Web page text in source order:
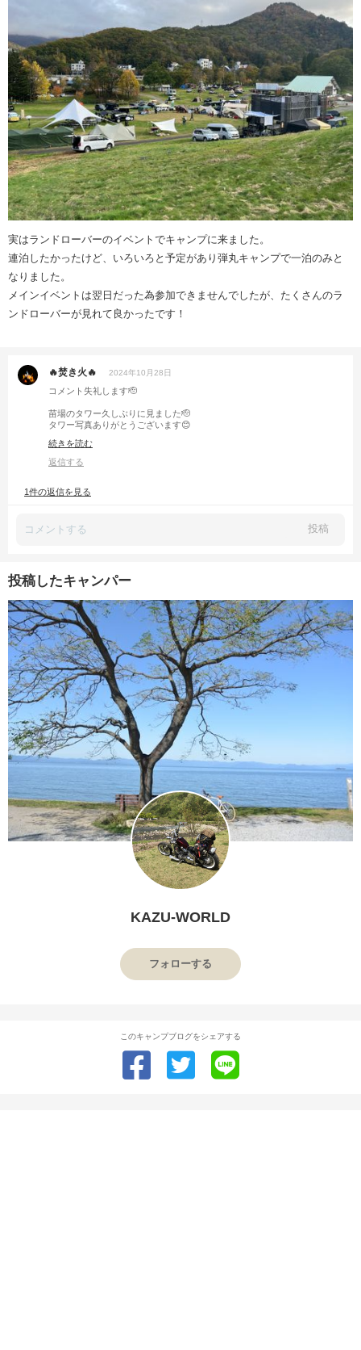
実はランドローバーのイベントでキャンプに来ました。
連泊したかったけど、いろいろと予定があり弾丸キャンプで一泊のみと
なりました。
メインイベントは翌日だった為参加できませんでしたが、たくさんのラ
ンドローバーが見れて良かったです！
🔥焚き火🔥 2024年10月28日
コメント失礼します🫡
苗場のタワー久しぶりに見ました🫡
タワー写真ありがとうございます😊
昔は、毎年スキーでお邪魔してました。
続きを読む
返信する
1件の返信を見る
投稿
投稿したキャンパー
KAZU-WORLD
フォローする
このキャンプブログをシェアする